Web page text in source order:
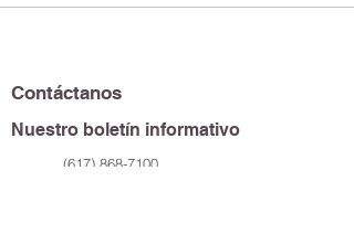
Contáctanos
Nuestro boletín informativo
(617) 868-7100